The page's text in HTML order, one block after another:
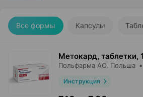
Все формы Капсулы
Метокард, таблетки,
Польфарма AO , Польша •
Инструкция